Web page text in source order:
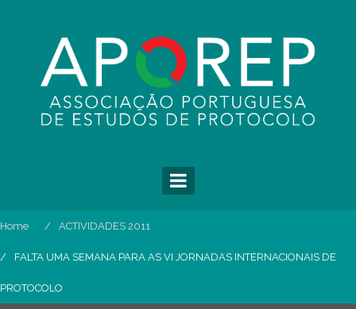
Home ACTIVIDADES 2011
FALTA UMA SEMANA PARA AS VI JORNADAS INTERNACIONAIS DE
PROTOCOLO